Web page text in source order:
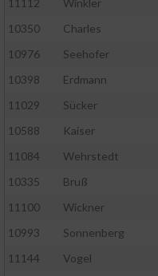
11112
Winkler
10350
Charles
10976
Seehofer
10398
Erdmann
11029
Sücker
10588
Kaiser
11084
Wehrstedt
10335
Bruß
11100
Wickner
10993
Sonnenberg
11144
Vogel